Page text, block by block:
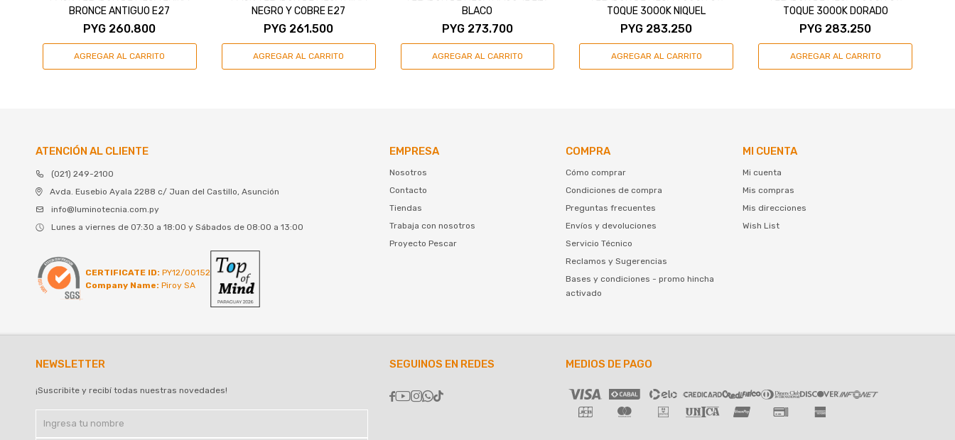
BRONCE ANTIGUO E27
PYG 260.800
NEGRO Y COBRE E27
PYG 261.500
BLACO
PYG 273.700
TOQUE 3000K NIQUEL
PYG 283.250
TOQUE 3000K DORADO
PYG 283.250
ATENCIÓN AL CLIENTE
(021) 249-2100
Avda. Eusebio Ayala 2288 c/ Juan del Castillo, Asunción
info@luminotecnia.com.py
Lunes a viernes de 07:30 a 18:00 y Sábados de 08:00 a 13:00
CERTIFICATE ID: PY12/00152
Company Name: Piroy SA
EMPRESA
Nosotros
Contacto
Tiendas
Trabaja con nosotros
Proyecto Pescar
COMPRA
Cómo comprar
Condiciones de compra
Preguntas frecuentes
Envíos y devoluciones
Servicio Técnico
Reclamos y Sugerencias
Bases y condiciones - promo hincha
activado
MI CUENTA
Mi cuenta
Mis compras
Mis direcciones
Wish List
NEWSLETTER
¡Suscribite y recibí todas nuestras novedades!
SEGUINOS EN REDES

MEDIOS DE PAGO